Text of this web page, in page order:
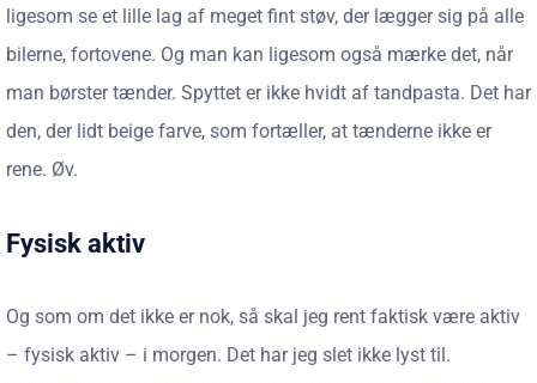
ligesom se et lille lag af meget fint støv, der lægger sig på alle
bilerne, fortovene. Og man kan ligesom også mærke det, når
man børster tænder. Spyttet er ikke hvidt af tandpasta. Det har
den, der lidt beige farve, som fortæller, at tænderne ikke er
rene. Øv.
Fysisk aktiv
Og som om det ikke er nok, så skal jeg rent faktisk være aktiv
– fysisk aktiv – i morgen. Det har jeg slet ikke lyst til.